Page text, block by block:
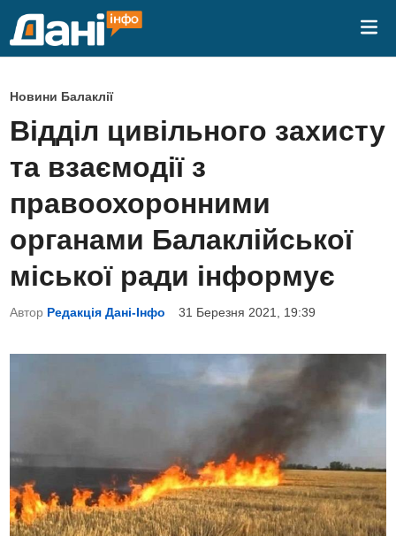
P
o
s
t
e
d
i
n
Новини Балаклії
Відділ цивільного захисту
та взаємодії з
правоохоронними
органами Балаклійської
міської ради інформує
Автор Редакція Дані-Інфо 31 Березня 2021, 19:39